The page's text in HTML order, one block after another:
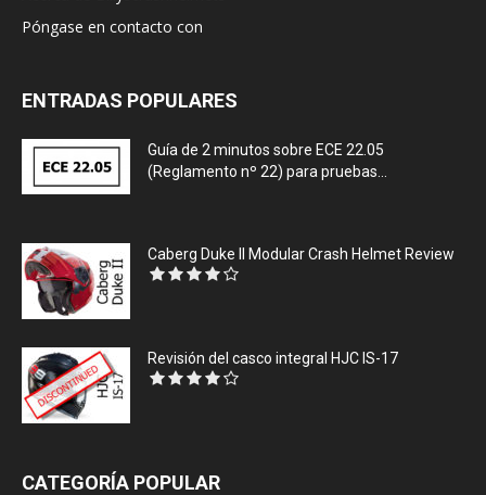
Póngase en contacto con
ENTRADAS POPULARES
Guía de 2 minutos sobre ECE 22.05
(Reglamento nº 22) para pruebas...
Caberg Duke II Modular Crash Helmet Review
Revisión del casco integral HJC IS-17
CATEGORÍA POPULAR